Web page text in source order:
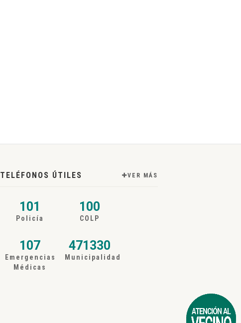
TELÉFONOS ÚTILES VER MÁS
101
Policía
100
COLP
107
Emergencias
Médicas
471330
Municipalidad